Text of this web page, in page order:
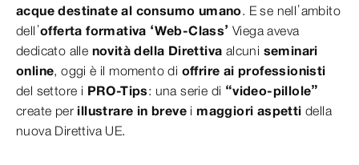
acque destinate al consumo umano. E se nell’ambito
dell’offerta formativa ‘Web-Class’Viega aveva
dedicato alle novità della Direttiva alcuni seminari
online, oggi è il momento di offrire ai professionisti
del settore i PRO-Tips: una serie di “video-pillole”
create per illustrare in breve i maggiori aspettidella
nuova Direttiva UE.